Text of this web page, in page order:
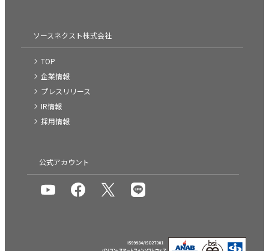
ソースネクスト株式会社
TOP
企業情報
プレスリリース
IR情報
採用情報
公式アカウント